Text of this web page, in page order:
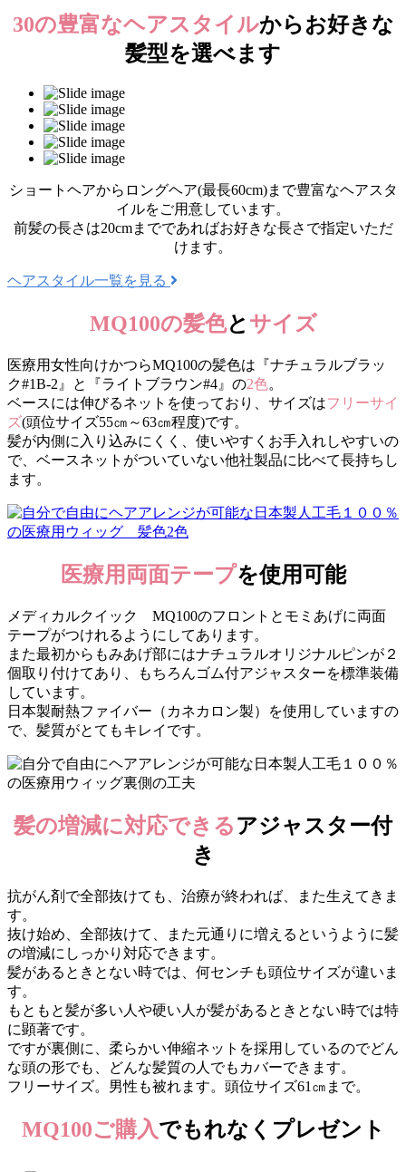
30の豊富なヘアスタイルからお好きな
髪型を選べます
ショートヘアからロングヘア(最長60cm)まで豊富なヘアスタ
イルをご用意しています。
前髪の長さは20cmまでであればお好きな長さで指定いただ
けます。
ヘアスタイル一覧を見る
MQ100の髪色と サイズ
医療用女性向けかつらMQ100の髪色は『ナチュラルブラッ
ク#1B-2』と『ライトブラウン#4』の2色。
ベースには伸びるネットを使っており、サイズはフリーサイ
ズ(頭位サイズ55㎝～63㎝程度)です。
髪が内側に入り込みにくく、使いやすくお手入れしやすいの
で、ベースネットがついていない他社製品に比べて長持ちし
ます。
医療用両面テープを使用可能
メディカルクイック MQ100のフロントとモミあげに両面
テープがつけれるようにしてあります。
また最初からもみあげ部にはナチュラルオリジナルピンが２
個取り付けてあり、もちろんゴム付アジャスターを標準装備
しています。
日本製耐熱ファイバー（カネカロン製）を使用していますの
で、髪質がとてもキレイです。
髪の増減に対応できるアジャスター付
き
抗がん剤で全部抜けても、治療が終われば、また生えてきま
す。
抜け始め、全部抜けて、また元通りに増えるというように髪
の増減にしっかり対応できます。
髪があるときとない時では、何センチも頭位サイズが違いま
す。
もともと髪が多い人や硬い人が髪があるときとない時では特
に顕著です。
ですが裏側に、柔らかい伸縮ネットを採用しているのでどん
な頭の形でも、どんな髪質の人でもカバーできます。
フリーサイズ。男性も被れます。頭位サイズ61㎝まで。
MQ100ご購入でもれなくプレゼント